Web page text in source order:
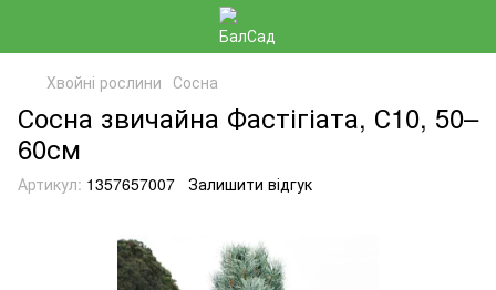
Хвойні рослини Сосна
Сосна звичайна Фастігіата, С10, 50–
60см
Артикул: 1357657007 Залишити відгук